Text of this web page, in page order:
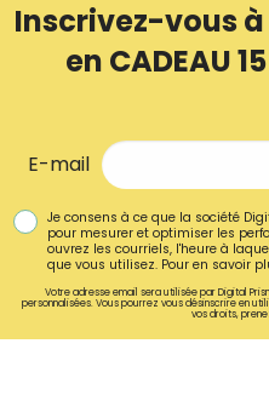
Inscrivez-vous
en CADEAU
E-mail
Je consens à ce que la société
pour mesurer et optimiser les
ouvrez les courriels, l'heure à
que vous utilisez. Pour en savoir
Votre adresse email sera utilisée par Digital
personnalisées. Vous pourrez vous désinscrire en
vos droits,